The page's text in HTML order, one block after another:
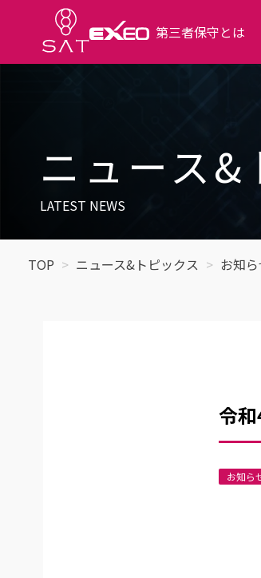
第三者保守とは
ニュース
LATEST NEWS
TOP ニュース&トピックス お知
令
お知ら